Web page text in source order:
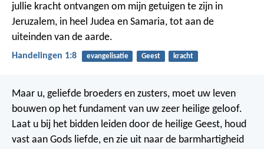
jullie kracht ontvangen om mijn getuigen te zijn in
Jeruzalem, in heel Judea en Samaria, tot aan de
uiteinden van de aarde.
Handelingen 1:8 evangelisatie Geest kracht
Maar u, geliefde broeders en zusters, moet uw leven
bouwen op het fundament van uw zeer heilige geloof.
Laat u bij het bidden leiden door de heilige Geest, houd
vast aan Gods liefde, en zie uit naar de barmhartigheid